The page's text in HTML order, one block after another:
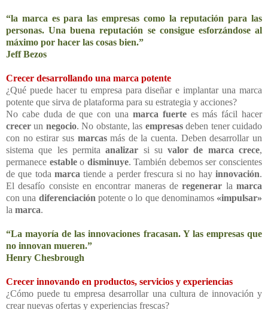
“la marca es para las empresas como la reputación para las
personas. Una buena reputación se consigue esforzándose al
máximo por hacer las cosas bien.”
Jeff Bezos
Crecer desarrollando una marca potente
¿Qué puede hacer tu empresa para diseñar e implantar una marca
potente que sirva de plataforma para su estrategia y acciones?
No cabe duda de que con una marca fuertees más fácil hacer
crecer un negocio. No obstante, las empresasdeben tener cuidado
con no estirar sus marcasmás de la cuenta. Deben desarrollar un
sistema que les permitaanalizar si suvalor de marca crece,
permanece estableo disminuye. También debemos ser conscientes
de que toda marca tiende a perder frescura si no hayinnovación.
El desafío consiste en encontrar maneras deregenerar lamarca
con una diferenciación potente o lo que denominamos «impulsar»
la marca.
“La mayoría de las innovaciones fracasan. Y las empresas que
no innovan mueren.”
Henry Chesbrough
Crecer innovando en productos, servicios y experiencias
¿Cómo puede tu empresa desarrollar una cultura de innovación y
crear nuevas ofertas y experiencias frescas?